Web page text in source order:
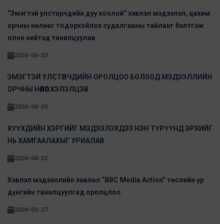
“Эмэгтэй улстөрчдийн дуу хоолой” хэвлэл мэдээлэл, цахим
орчны нөлөөг тодорхойлох судалгааны тайланг бэлтгэж
олон нийтэд танилцуулав
2026-04-03
ЭМЭГТЭЙ УЛСТӨРЧДИЙН ОРОЛЦОО БОЛООД МЭДЭЭЛЛИЙН
ОРЧНЫ НӨЛӨӨГ ХЭЛЭЛЦЭВ
2026-04-03
ХҮҮХДИЙН ХЭРГИЙГ МЭДЭЭЛЭХДЭЭ НЭН ТҮРҮҮНД ЭРХИЙГ
НЬ ХАМГААЛАХЫГ УРИАЛАВ
2026-04-02
Хэвлэл мэдээллийн зөвлөл “BBC Media Action” төслийн үр
дүнгийн танилцуулгад оролцлоо
2026-03-27